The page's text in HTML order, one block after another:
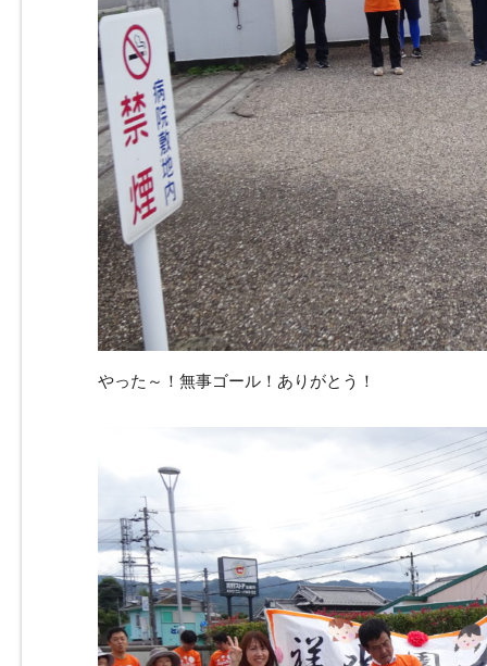
やった～！無事ゴール！ありがとう！